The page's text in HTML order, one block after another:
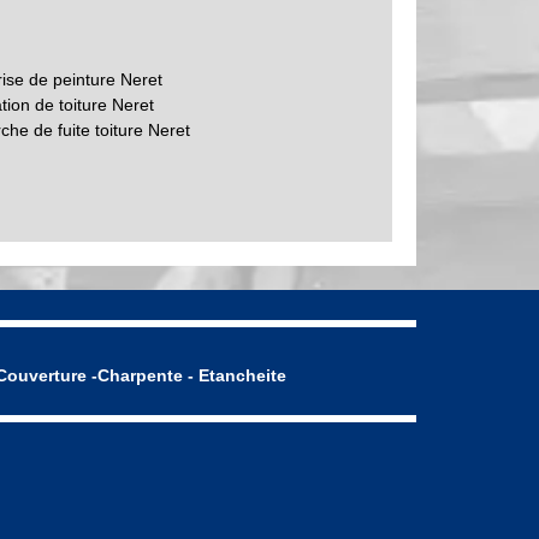
de peinture Neret
de toiture Neret
de fuite toiture Neret
-Charpente - Etancheite